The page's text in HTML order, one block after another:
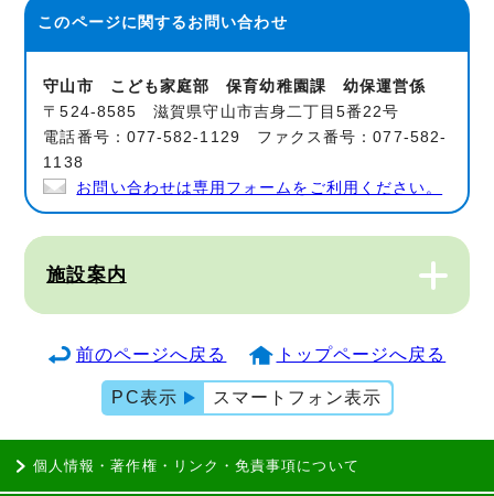
このページに関するお問い合わせ
守山市 こども家庭部 保育幼稚園課 幼保運営係
〒524-8585 滋賀県守山市吉身二丁目5番22号
電話番号：077-582-1129 ファクス番号：077-582-
1138
お問い合わせは専用フォームをご利用ください。
施設案内
前のページへ戻る トップページへ戻る
PC表示 スマートフォン表示
個人情報・著作権・リンク・免責事項について